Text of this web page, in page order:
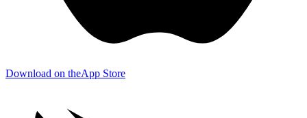
Download on theApp Store